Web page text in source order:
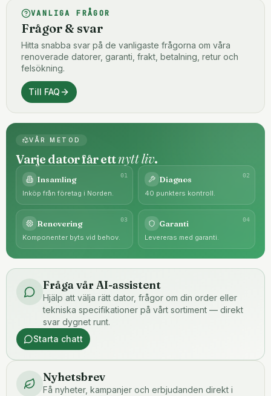
VANLIGA FRÅGOR
Frågor & svar
Hitta snabba svar på de vanligaste frågorna om våra
renoverade datorer, garanti, frakt, betalning, retur och
felsökning.
Till FAQ
VÅR METOD
Varje dator får ettnytt liv.
01
Insamling
Inköp från företag i Norden.
02
Diagnos
40 punkters kontroll.
03
Renovering
Komponenter byts vid behov.
04
Garanti
Levereras med garanti.
Fråga vår AI-assistent
Hjälp att välja rätt dator, frågor om din order eller
tekniska specifikationer på vårt sortiment — direkt
svar dygnet runt.
Starta chatt
Nyhetsbrev
Få nyheter, kampanjer och erbjudanden direkt i